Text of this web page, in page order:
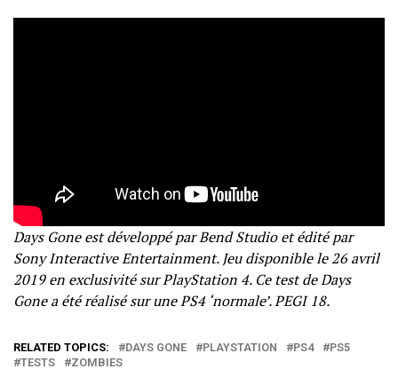
Days Gone est développé par Bend Studio et édité par
Sony Interactive Entertainment. Jeu disponible le 26 avril
2019 en exclusivité sur PlayStation 4. Ce test de Days
Gone a été réalisé sur une PS4 ‘normale’. PEGI 18.
RELATED TOPICS: DAYS GONE PLAYSTATION PS4
PS5
TESTS
ZOMBIES